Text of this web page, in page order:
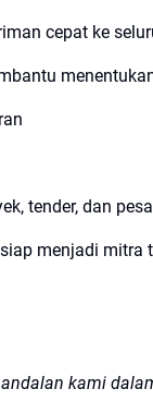
cepat ke
tender, dan
menjadi
kami